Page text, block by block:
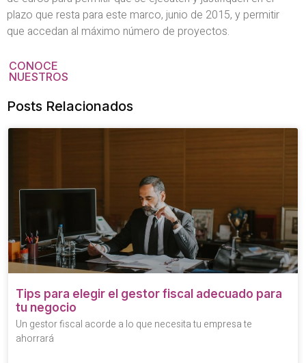
plazo que resta para este marco, junio de 2015, y permitir
que accedan al máximo número de proyectos.
CONOCE
NUESTROS
Posts Relacionados
Tips para elegir el gestor fiscal adecuado para
tu negocio
Un gestor fiscal acorde a lo que necesita tu empresa te
ahorrará